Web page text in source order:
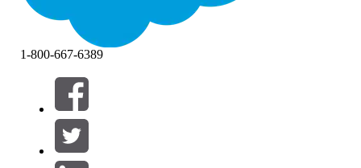
필터 기준 (0)
필터 선택
제품 영역
1-800-667-6389